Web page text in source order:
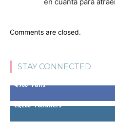
en cuanta para
Comments are closed.
STAY CONNECTED
4,700 Fans
28,200 Followers